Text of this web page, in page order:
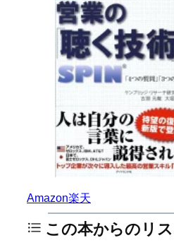
Amazon楽天
この本からのリス